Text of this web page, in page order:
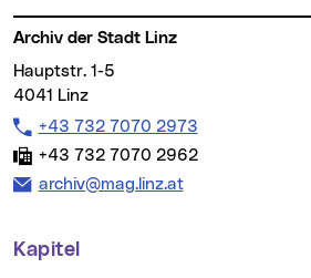
Archiv der Stadt Linz
Hauptstr. 1-5
4041 Linz
Telefon:
+43 732 7070 2973
Fax:
+43 732 7070 2962
E-Mail Adresse:
archiv@mag.linz.at
Kapitel